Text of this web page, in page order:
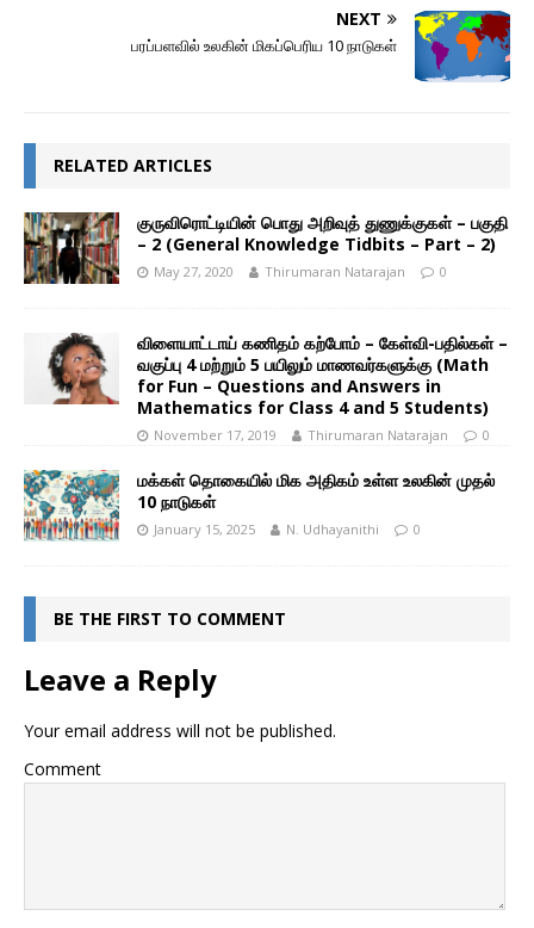
NEXT
பரப்பளவில் உலகின் மிகப்பெரிய 10 நாடுகள்
RELATED ARTICLES
குருவிரொட்டியின் பொது அறிவுத் துணுக்குகள் – பகுதி
– 2 (General Knowledge Tidbits – Part – 2)
May 27, 2020 Thirumaran Natarajan 0
விளையாட்டாய் கணிதம் கற்போம் – கேள்வி-பதில்கள் –
வகுப்பு 4 மற்றும் 5 பயிலும் மாணவர்களுக்கு (Math
for Fun – Questions and Answers in
Mathematics for Class 4 and 5 Students)
November 17, 2019 Thirumaran Natarajan 0
மக்கள் தொகையில் மிக அதிகம் உள்ள உலகின் முதல்
10 நாடுகள்
January 15, 2025 N. Udhayanithi 0
BE THE FIRST TO COMMENT
Leave a Reply
Your email address will not be published.
Comment